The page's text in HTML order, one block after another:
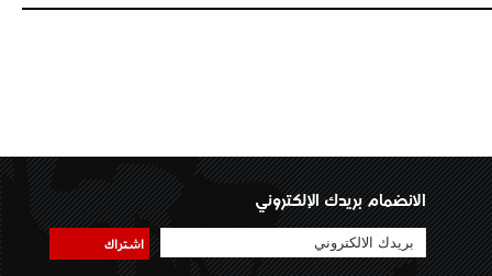
الانضمام بريدك الإلكتروني
اشتراك